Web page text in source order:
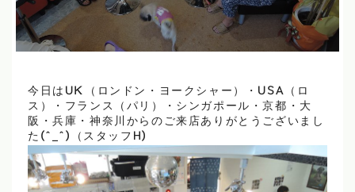
今日はUK（ロンドン・ヨークシャー）・USA（ロ
ス）・フランス（パリ）・シンガポール・京都・大
阪・兵庫・神奈川からのご来店ありがとうございまし
た(^_^)（スタッフH)